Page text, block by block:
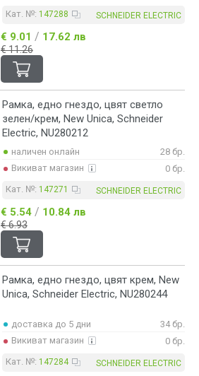
Кат. №: 147288 SCHNEIDER ELECTRIC
€ 9.01 / 17.62 лв
€ 11.26
Рамка, едно гнездо, цвят светло
зелен/крем, New Unica, Schneider
Electric, NU280212
наличен онлайн
28 бр.
Викиват магазин
0 бр.
Кат. №: 147271 SCHNEIDER ELECTRIC
€ 5.54 / 10.84 лв
€ 6.93
Рамка, едно гнездо, цвят крем, New
Unica, Schneider Electric, NU280244
доставка до 5 дни
34 бр.
Викиват магазин
0 бр.
Кат. №: 147284 SCHNEIDER ELECTRIC